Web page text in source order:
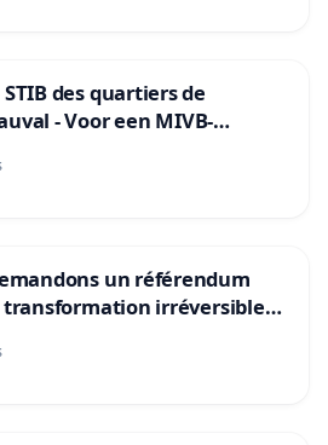
des quartiers de
- Voor een MIVB-
Strombeek en Het
un référendum
irréversible